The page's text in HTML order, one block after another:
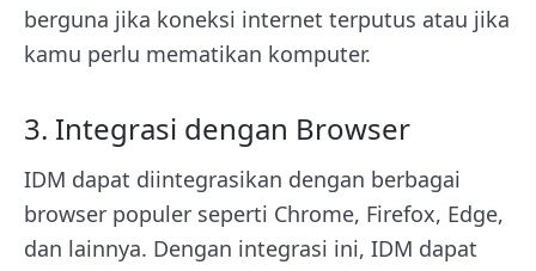
berguna jika koneksi internet terputus atau jika
kamu perlu mematikan komputer.
3. Integrasi dengan Browser
IDM dapat diintegrasikan dengan berbagai
browser populer seperti Chrome, Firefox, Edge,
dan lainnya. Dengan integrasi ini, IDM dapat